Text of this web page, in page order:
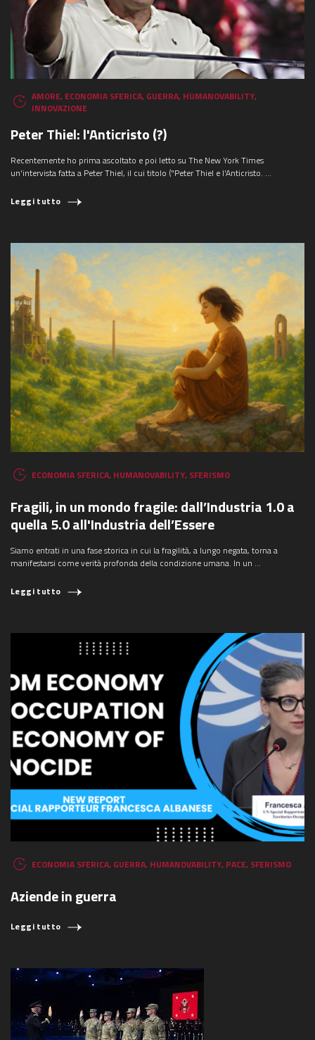
AMORE, ECONOMIA SFERICA, GUERRA, HUMANOVABILITY,
INNOVAZIONE
Peter Thiel: l'Anticristo (?)
Recentemente ho prima ascoltato e poi letto su The New York Times
un'intervista fatta a Peter Thiel, il cui titolo ("Peter Thiel e l'Anticristo. ...
Leggi tutto
ECONOMIA SFERICA, HUMANOVABILITY, SFERISMO
Fragili, in un mondo fragile: dall’Industria 1.0 a
quella 5.0 all'Industria dell’Essere
Siamo entrati in una fase storica in cui la fragilità, a lungo negata, torna a
manifestarsi come verità profonda della condizione umana. In un ...
Leggi tutto
ECONOMIA SFERICA, GUERRA, HUMANOVABILITY, PACE, SFERISMO
Aziende in guerra
Leggi tutto